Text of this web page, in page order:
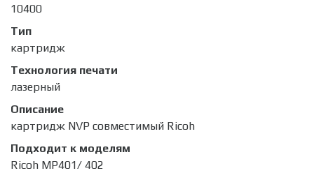
10400
Тип
картридж
Технология печати
лазерный
Описание
картридж NVP совместимый Ricoh
Подходит к моделям
Ricoh MP401/ 402